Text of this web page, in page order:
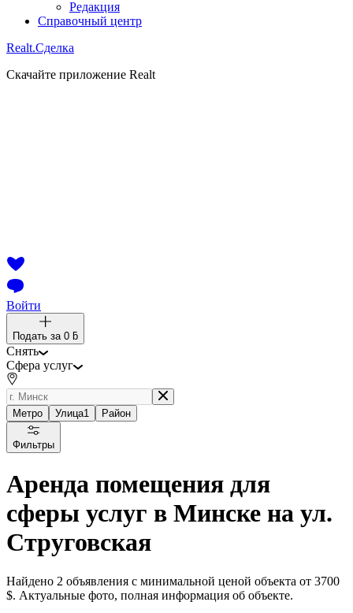
Редакция
Справочный центр
Realt.Сделка
Скачайте приложение Realt
Войти
Подать за 0 ƃ
Снять
Сфера услуг
Метро Улица1 Район
Фильтры
Аренда помещения для
сферы услуг в Минске на ул.
Струговская
Найдено 2 объявления с минимальной ценой объекта от 3700
$. Актуальные фото, полная информация об объекте.